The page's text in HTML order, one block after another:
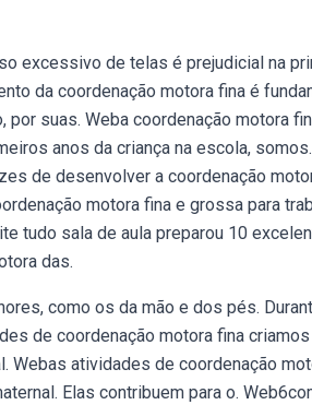
excessivo de telas é prejudicial na
da coordenação motora fina é
por suas. Weba coordenação motora
anos da criança na escola,
de desenvolver a coordenação
motora fina e grossa para
tudo sala de aula preparou 10
das.
como os da mão e dos pés.
de coordenação motora fina
Webas atividades de coordenação
Elas contribuem para o.